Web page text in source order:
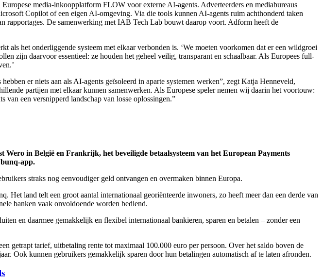
media-inkoopplatform FLOW voor externe AI-agents. Adverteerders en mediabureaus
Copilot of een eigen AI-omgeving. Via die tools kunnen AI-agents ruim achthonderd taken
rapportages. De samenwerking met IAB Tech Lab bouwt daarop voort. Adform heeft de
het onderliggende systeem met elkaar verbonden is. ‘We moeten voorkomen dat er een wildgroei
zijn daarvoor essentieel: ze houden het geheel veilig, transparant en schaalbaar. Als Europees full-
er niets aan als AI-agents geïsoleerd in aparte systemen werken”, zegt Katja Henneveld,
partijen met elkaar kunnen samenwerken. Als Europese speler nemen wij daarin het voortouw:
van een versnipperd landschap van losse oplossingen.”
in België en Frankrijk, het beveiligde betaalsysteem van het European Payments
app.
straks nog eenvoudiger geld ontvangen en overmaken binnen Europa.
land telt een groot aantal internationaal georiënteerde inwoners, zo heeft meer dan een derde van
banken vaak onvoldoende worden bediend.
en daarmee gemakkelijk en flexibel internationaal bankieren, sparen en betalen – zonder een
getrapt tarief, uitbetaling rente tot maximaal 100.000 euro per persoon. Over het saldo boven de
Ook kunnen gebruikers gemakkelijk sparen door hun betalingen automatisch af te laten afronden.